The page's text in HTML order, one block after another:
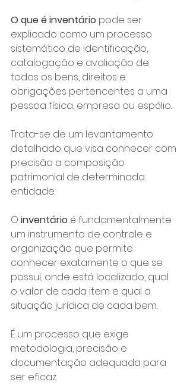
O que é inventário pode ser
explicado como um processo
sistemático de identificação,
catalogação e avaliação de
todos os bens, direitos e
obrigações pertencentes a uma
pessoa física, empresa ou espólio.
Trata-se de um levantamento
detalhado que visa conhecer com
precisão a composição
patrimonial de determinada
entidade.
O inventário é fundamentalmente
um instrumento de controle e
organização que permite
conhecer exatamente o que se
possui, onde está localizado, qual
o valor de cada item e qual a
situação jurídica de cada bem.
É um processo que exige
metodologia, precisão e
documentação adequada para
ser eficaz.